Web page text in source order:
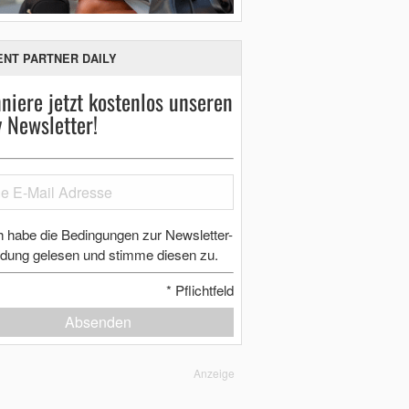
PARTNER DAILY
jetzt kostenlos unseren
Newsletter!
habe die Bedingungen zur Newsletter-
gelesen und stimme diesen zu.
* Pflichtfeld
Absenden
Anzeige